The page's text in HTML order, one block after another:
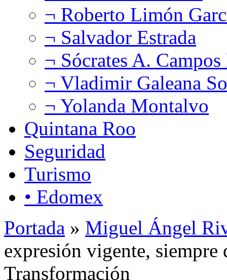
¬ Roberto Limón
¬ Salvador Estrada
¬ Sócrates A.
¬ Vladimir Galeana
¬ Yolanda Montalvo
Quintana Roo
Seguridad
Turismo
• Edomex
Portada » Miguel Ángel
expresión vigente, siempre
Transformación